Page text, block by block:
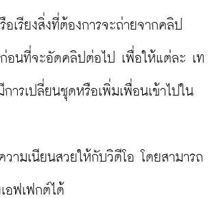
เรียงสิ่งที่ต้องการจะถ่ายจากคลิป
อนที่จะอัดคลิปต่อไป เพื่อให้แต่ละ เท
ารเปลี่ยนชุดหรือเพิ่มเพื่อนเข้าไปใน
ามเนียนสวยให้กับวิดีโอ โดยสามารถ
อฟเฟกต์ได้